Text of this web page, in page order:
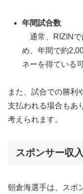
年間試合数
通常、RIZINで
め、年間で約
ネーを得ている
また、試合での勝利
支払われる場合もあ
考えられます。
スポンサー収
朝倉海選手は、スポ